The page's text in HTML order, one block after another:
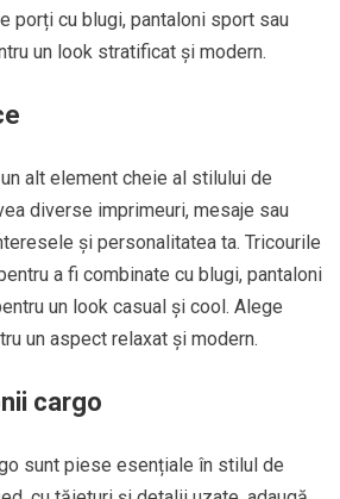
porți cu blugi, pantaloni sport sau
un look stratificat și modern.
alt element cheie al stilului de
diverse imprimeuri, mesaje sau
și personalitatea ta. Tricourile
a fi combinate cu blugi, pantaloni
un look casual și cool. Alege
un aspect relaxat și modern.
cargo
sunt piese esențiale în stilul de